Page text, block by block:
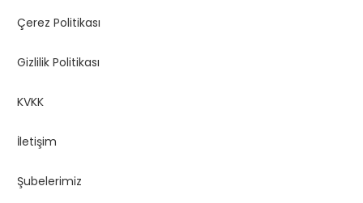
Çerez Politikası
Gizlilik Politikası
KVKK
İletişim
Şubelerimiz